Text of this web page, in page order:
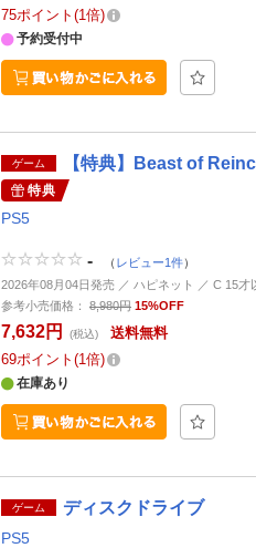
75ポイント 1倍
予約受付中
ゲーム 【特典】Beast of
特典
PS5
- （ レビュー1件）
2026年08月04日発売 ／ ハピネット ／ C 15才
参考小売価格：
8,980円 15%OFF
7,632円 (税込)
送料無料
69ポイント 1倍
在庫あり
ゲーム ディスクドライブ
PS5